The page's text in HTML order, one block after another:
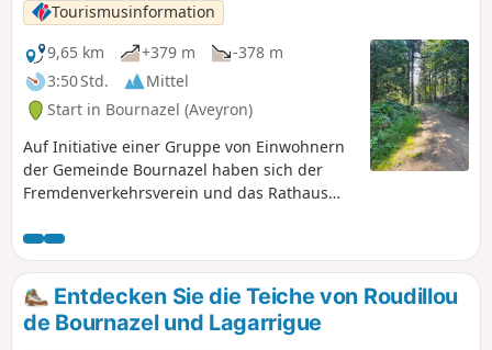
Tourismusinformation
9,65 km
+379 m
-378 m
3:50 Std.
Mittel
Start in Bournazel (Aveyron)
Auf Initiative einer Gruppe von Einwohnern
der Gemeinde Bournazel haben sich der
Fremdenverkehrsverein und das Rathaus
umfangreiche Arbeiten zur Wiedereröffnung
und Instandhaltung von Feldwegen
durchzuführen, damit diese für
Wanderungen zugänglich sind. Bitte
respektieren Sie ihre Arbeit.
Entdecken Sie die Teiche von Roudillou
de Bournazel und Lagarrigue